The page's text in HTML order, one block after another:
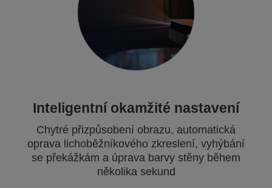
Inteligentní okamžité nastavení
Chytré přizpůsobení obrazu, automatická
oprava lichoběžníkového zkreslení, vyhýbání
se překážkám a úprava barvy stěny během
několika sekund